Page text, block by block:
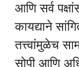
आणि सर्व
कायद्याने
तत्त्वांमुळेच
सोपी आणि